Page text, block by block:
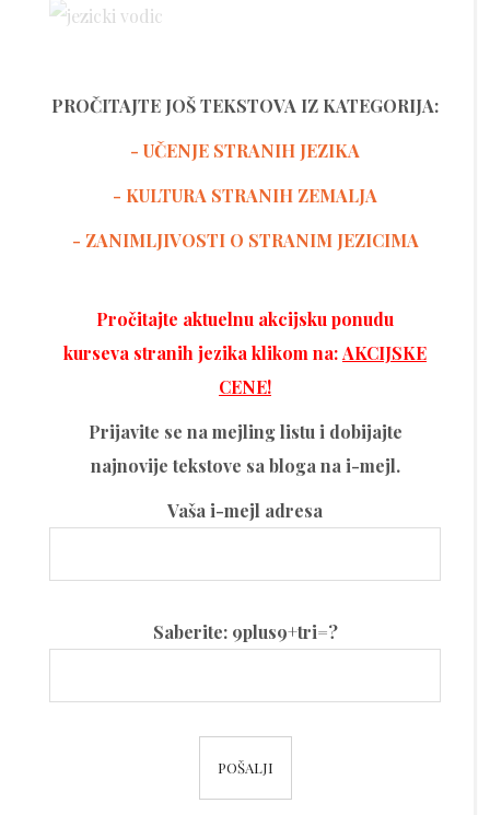
PROČITAJTE JOŠ TEKSTOVA IZ KATEGORIJA:
- UČENJE STRANIH JEZIKA
- KULTURA STRANIH ZEMALJA
- ZANIMLJIVOSTI O STRANIM JEZICIMA
Pročitajte aktuelnu akcijsku ponudu
kurseva stranih jezika klikom na:AKCIJSKE
CENE!
Prijavite se na mejling listu i dobijajte
najnovije tekstove sa bloga na i-mejl.
Vaša i-mejl adresa
leave
Saberite: 9plus9+tri=?